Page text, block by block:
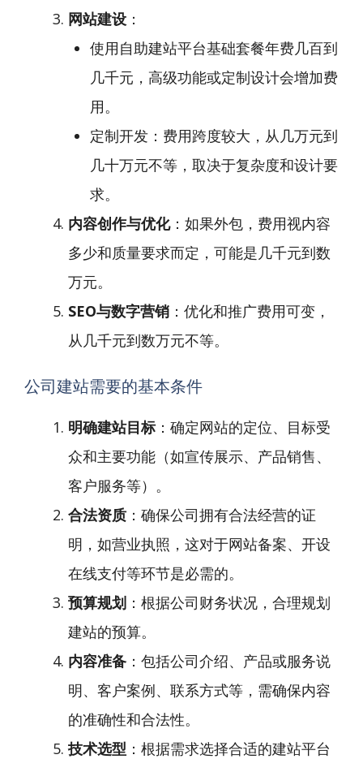
网站建设 ：
使用自助建站平台基础套餐年费几百到
几千元，高级功能或定制设计会增加费
用。
定制开发：费用跨度较大，从几万元到
几十万元不等，取决于复杂度和设计要
求。
内容创作与优化：如果外包，费用视内容
多少和质量要求而定，可能是几千元到数
万元。
SEO与数字营销 ：优化和推广费用可变，
从几千元到数万元不等。
公司建站需要的基本条件
明确建站目标：确定网站的定位、目标受
众和主要功能（如宣传展示、产品销售、
客户服务等）。
合法资质 ：确保公司拥有合法经营的证
明，如营业执照，这对于网站备案、开设
在线支付等环节是必需的。
预算规划 ：根据公司财务状况，合理规划
建站的预算。
内容准备 ：包括公司介绍、产品或服务说
明、客户案例、联系方式等，需确保内容
的准确性和合法性。
技术选型 ：根据需求选择合适的建站平台